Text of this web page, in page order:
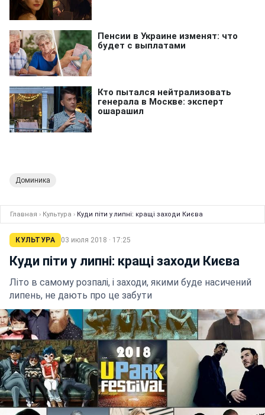
Доминика
Главная › Культура › Куди піти у липні: кращі заходи Києва
КУЛЬТУРА 03 июля 2018 · 17:25
Куди піти у липні: кращі заходи Києва
Літо в самому розпалі, і заходи, якими буде насичений
липень, не дають про це забути